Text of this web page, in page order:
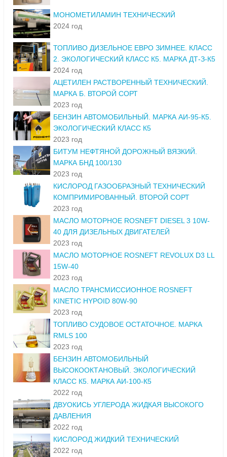
МОНОМЕТИЛАМИН ТЕХНИЧЕСКИЙ
2024 год
ТОПЛИВО ДИЗЕЛЬНОЕ ЕВРО ЗИМНЕЕ. КЛАСС
2. ЭКОЛОГИЧЕСКИЙ КЛАСС К5. МАРКА ДТ-З-К5
2024 год
АЦЕТИЛЕН РАСТВОРЕННЫЙ ТЕХНИЧЕСКИЙ.
МАРКА Б. ВТОРОЙ СОРТ
2023 год
БЕНЗИН АВТОМОБИЛЬНЫЙ. МАРКА АИ-95-К5.
ЭКОЛОГИЧЕСКИЙ КЛАСС К5
2023 год
БИТУМ НЕФТЯНОЙ ДОРОЖНЫЙ ВЯЗКИЙ.
МАРКА БНД 100/130
2023 год
КИСЛОРОД ГАЗООБРАЗНЫЙ ТЕХНИЧЕСКИЙ
КОМПРИМИРОВАННЫЙ. ВТОРОЙ СОРТ
2023 год
МАСЛО МОТОРНОЕ ROSNEFT DIESEL 3 10W-
40 ДЛЯ ДИЗЕЛЬНЫХ ДВИГАТЕЛЕЙ
2023 год
МАСЛО МОТОРНОЕ ROSNEFT REVOLUX D3 LL
15W-40
2023 год
МАСЛО ТРАНСМИССИОННОЕ ROSNEFT
KINETIC HYPOID 80W-90
2023 год
ТОПЛИВО СУДОВОЕ ОСТАТОЧНОЕ. МАРКА
RMLS 100
2023 год
БЕНЗИН АВТОМОБИЛЬНЫЙ
ВЫСОКООКТАНОВЫЙ. ЭКОЛОГИЧЕСКИЙ
КЛАСС К5. МАРКА АИ-100-К5
2022 год
ДВУОКИСЬ УГЛЕРОДА ЖИДКАЯ ВЫСОКОГО
ДАВЛЕНИЯ
2022 год
КИСЛОРОД ЖИДКИЙ ТЕХНИЧЕСКИЙ
2022 год